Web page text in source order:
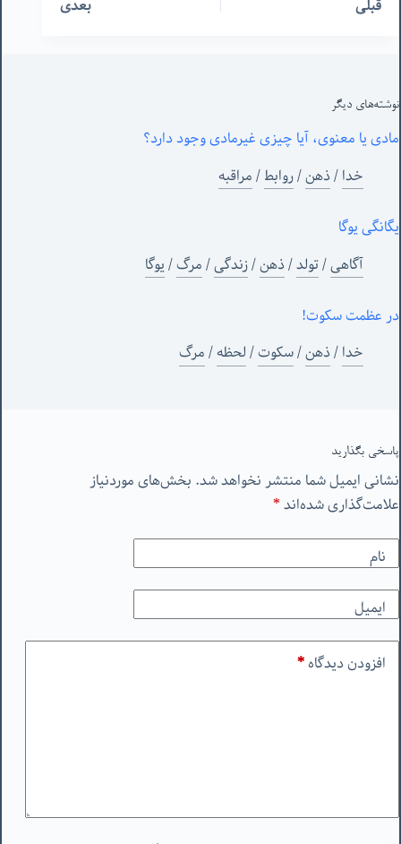
قبلی بعدی
نوشته‌های‌ دیگر
مادی یا معنوی، آیا چیزی غیرمادی وجود دارد؟
خدا/ذهن/روابط/مراقبه
یگانگی یوگا
آگاهی/تولد/ذهن/زندگی/مرگ/یوگا
در عظمت سکوت!
خدا/ذهن/سکوت/لحظه/مرگ
پاسخی بگذارید
نشانی ایمیل شما منتشر نخواهد شد. بخش‌های موردنیاز
علامت‌گذاری شده‌اند*
نام
ایمیل
افزودن دیدگاه*